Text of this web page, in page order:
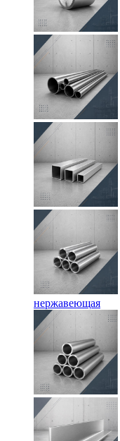
нержавеющая